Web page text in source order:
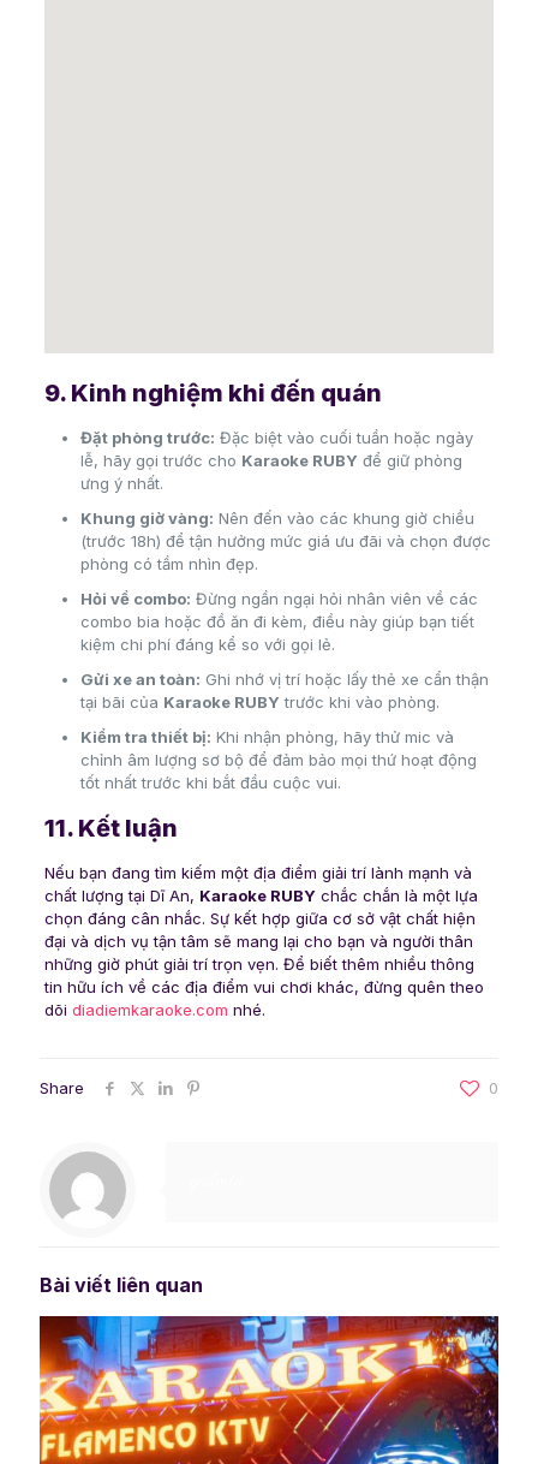
9. Kinh nghiệm khi đến quán
Đặt phòng trước: Đặc biệt vào cuối tuần hoặc ngày
lễ, hãy gọi trước cho Karaoke RUBY để giữ phòng
ưng ý nhất.
Khung giờ vàng: Nên đến vào các khung giờ chiều
(trước 18h) để tận hưởng mức giá ưu đãi và chọn được
phòng có tầm nhìn đẹp.
Hỏi về combo: Đừng ngần ngại hỏi nhân viên về các
combo bia hoặc đồ ăn đi kèm, điều này giúp bạn tiết
kiệm chi phí đáng kể so với gọi lẻ.
Gửi xe an toàn: Ghi nhớ vị trí hoặc lấy thẻ xe cẩn thận
tại bãi của Karaoke RUBY trước khi vào phòng.
Kiểm tra thiết bị: Khi nhận phòng, hãy thử mic và
chỉnh âm lượng sơ bộ để đảm bảo mọi thứ hoạt động
tốt nhất trước khi bắt đầu cuộc vui.
11. Kết luận
Nếu bạn đang tìm kiếm một địa điểm giải trí lành mạnh và
chất lượng tại Dĩ An, Karaoke RUBYchắc chắn là một lựa
chọn đáng cân nhắc. Sự kết hợp giữa cơ sở vật chất hiện
đại và dịch vụ tận tâm sẽ mang lại cho bạn và người thân
những giờ phút giải trí trọn vẹn. Để biết thêm nhiều thông
tin hữu ích về các địa điểm vui chơi khác, đừng quên theo
dõi diadiemkaraoke.com nhé.
Share 0
Bài viết liên quan